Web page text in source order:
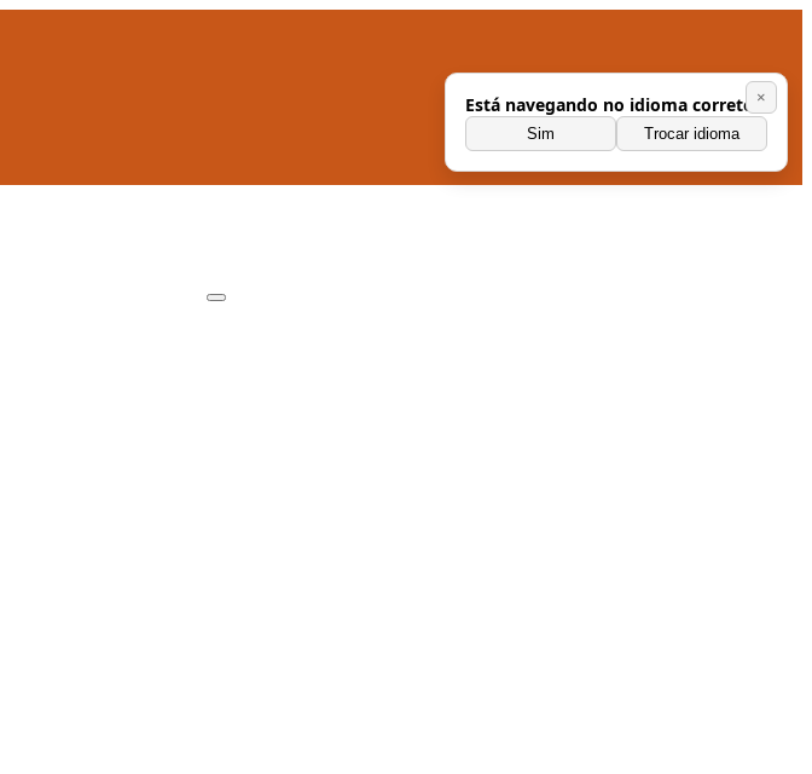
Está navegando no idioma correto?
Sim Trocar idioma
×